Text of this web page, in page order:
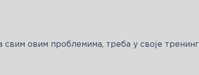
свим овим проблемима, треба у своје